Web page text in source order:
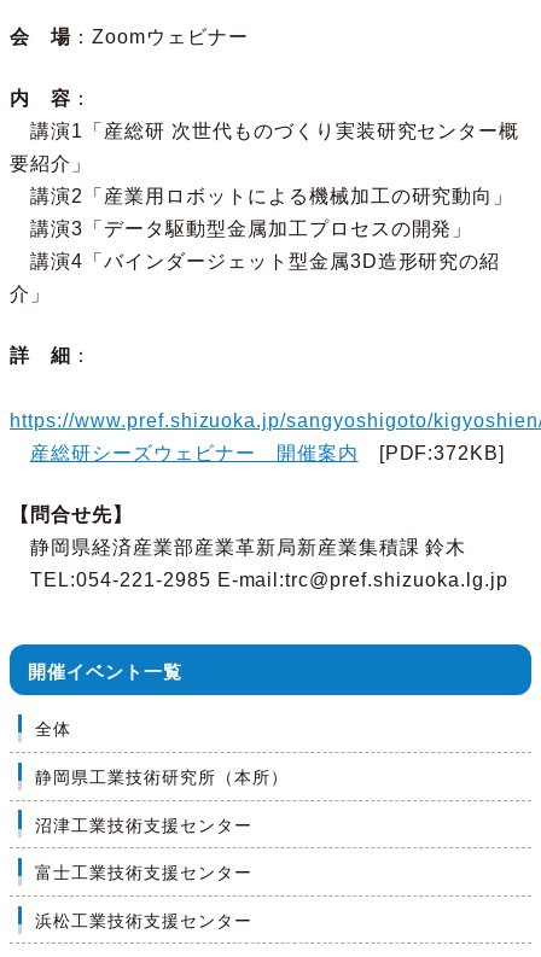
会 場：Zoomウェビナー
内 容 ：
講演1「産総研 次世代ものづくり実装研究センター概
要紹介」
講演2「産業用ロボットによる機械加工の研究動向」
講演3「データ駆動型金属加工プロセスの開発」
講演4「バインダージェット型金属3D造形研究の紹
介」
詳 細 ：
https://www.pref.shizuoka.jp/sangyoshigoto/
産総研シーズウェビナー 開催案内 [PDF:372KB]
【問合せ先】
静岡県経済産業部産業革新局新産業集積課 鈴木
TEL:054-221-2985 E-mail:trc@pref.shizuoka.lg.jp
開催イベント一覧
全体
静岡県工業技術研究所（本所）
沼津工業技術支援センター
富士工業技術支援センター
浜松工業技術支援センター